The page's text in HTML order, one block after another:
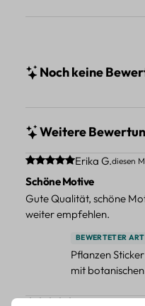
Noch keine
Weitere
Durchschnittliche
Erika G.diesen
Schöne Motive
Gute Qualität, schöne
weiter empfehlen.
BEWERTETER
Pflanzen
mit
Durchschnittliche